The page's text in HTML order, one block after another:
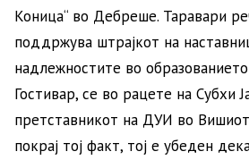
Коница“ во Дебреше. Таравари
поддржува штрајкот на
надлежностите во
Гостивар, се во рацете на Субхи
претставникот на ДУИ во
покрај тој факт, тој е убеден